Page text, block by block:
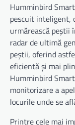
Humminbird
pescuit inteligent,
urmărească peștii
radar de ultimă
peștii, oferind
eficientă și mai
Humminbird
monitorizare a
locurile unde se
Printre cele mai